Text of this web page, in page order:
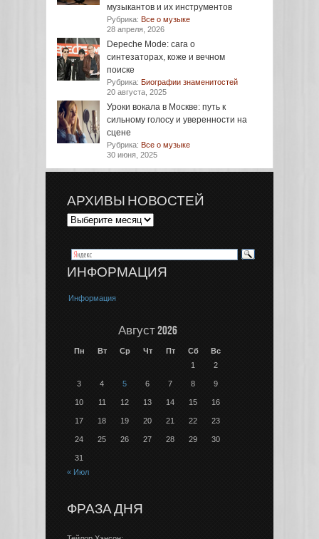
музыкантов и их инструментов
Рубрика: Все о музыке
28 апреля, 2026
Depeche Mode: сага о
синтезаторах, коже и вечном
поиске
Рубрика: Биографии знаменитостей
20 августа, 2025
Уроки вокала в Москве: путь к
сильному голосу и уверенности на
сцене
Рубрика: Все о музыке
30 июня, 2025
АРХИВЫ НОВОСТЕЙ
ИНФОРМАЦИЯ
Информация
Август 2026
Пн Вт Ср Чт Пт Сб
Вс
1
2
3 4 5 6 7 8 9
10 11 12 13 14 15 16
17 18 19 20 21 22 23
24 25 26 27 28 29 30
31
« Июл
ФРАЗА ДНЯ